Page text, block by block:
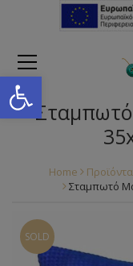
Open toolbar
Home Προϊόντα
Σταμπωτό
SOLD